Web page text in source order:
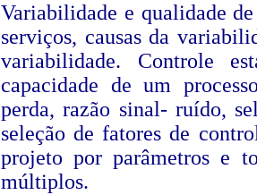
Variabilidade e qualidade
serviços, causas da
variabilidade. Controle
capacidade de um
perda, razão sinal- ruído,
seleção de fatores de
projeto por parâmetros e
múltiplos.